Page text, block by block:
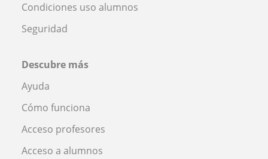
Condiciones uso alumnos
Seguridad
Descubre más
Ayuda
Cómo funciona
Acceso profesores
Acceso a alumnos